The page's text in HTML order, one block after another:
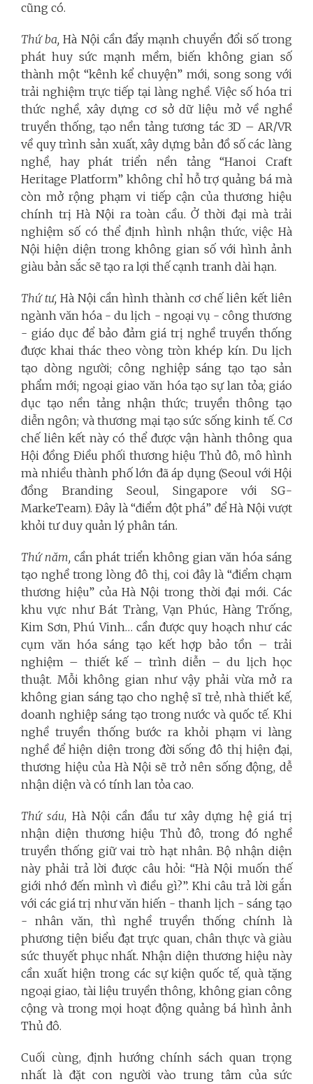
cũng có.
Thứ ba, Hà Nội cần đẩy mạnh chuyển đổi số trong
phát huy sức mạnh mềm, biến không gian số
thành một “kênh kể chuyện” mới, song song với
trải nghiệm trực tiếp tại làng nghề. Việc số hóa tri
thức nghề, xây dựng cơ sở dữ liệu mở về nghề
truyền thống, tạo nền tảng tương tác 3D – AR/VR
về quy trình sản xuất, xây dựng bản đồ số các làng
nghề, hay phát triển nền tảng “Hanoi Craft
Heritage Platform” không chỉ hỗ trợ quảng bá mà
còn mở rộng phạm vi tiếp cận của thương hiệu
chính trị Hà Nội ra toàn cầu. Ở thời đại mà trải
nghiệm số có thể định hình nhận thức, việc Hà
Nội hiện diện trong không gian số với hình ảnh
giàu bản sắc sẽ tạo ra lợi thế cạnh tranh dài hạn.
Thứ tư, Hà Nội cần hình thành cơ chế liên kết liên
ngành văn hóa - du lịch - ngoại vụ - công thương
- giáo dục để bảo đảm giá trị nghề truyền thống
được khai thác theo vòng tròn khép kín. Du lịch
tạo dòng người; công nghiệp sáng tạo tạo sản
phẩm mới; ngoại giao văn hóa tạo sự lan tỏa; giáo
dục tạo nền tảng nhận thức; truyền thông tạo
diễn ngôn; và thương mại tạo sức sống kinh tế. Cơ
chế liên kết này có thể được vận hành thông qua
Hội đồng Điều phối thương hiệu Thủ đô, mô hình
mà nhiều thành phố lớn đã áp dụng (Seoul với Hội
đồng Branding Seoul, Singapore với SG-
MarkeTeam). Đây là “điểm đột phá” để Hà Nội vượt
khỏi tư duy quản lý phân tán.
Thứ năm, cần phát triển không gian văn hóa sáng
tạo nghề trong lòng đô thị, coi đây là “điểm chạm
thương hiệu” của Hà Nội trong thời đại mới. Các
khu vực như Bát Tràng, Vạn Phúc, Hàng Trống,
Kim Sơn, Phú Vinh… cần được quy hoạch như các
cụm văn hóa sáng tạo kết hợp bảo tồn – trải
nghiệm – thiết kế – trình diễn – du lịch học
thuật. Mỗi không gian như vậy phải vừa mở ra
không gian sáng tạo cho nghệ sĩ trẻ, nhà thiết kế,
doanh nghiệp sáng tạo trong nước và quốc tế. Khi
nghề truyền thống bước ra khỏi phạm vi làng
nghề để hiện diện trong đời sống đô thị hiện đại,
thương hiệu của Hà Nội sẽ trở nên sống động, dễ
nhận diện và có tính lan tỏa cao.
Thứ sáu, Hà Nội cần đầu tư xây dựng hệ giá trị
nhận diện thương hiệu Thủ đô, trong đó nghề
truyền thống giữ vai trò hạt nhân. Bộ nhận diện
này phải trả lời được câu hỏi: “Hà Nội muốn thế
giới nhớ đến mình vì điều gì?”. Khi câu trả lời gắn
với các giá trị như văn hiến - thanh lịch - sáng tạo
- nhân văn, thì nghề truyền thống chính là
phương tiện biểu đạt trực quan, chân thực và giàu
sức thuyết phục nhất. Nhận diện thương hiệu này
cần xuất hiện trong các sự kiện quốc tế, quà tặng
ngoại giao, tài liệu truyền thông, không gian công
cộng và trong mọi hoạt động quảng bá hình ảnh
Thủ đô.
Cuối cùng, định hướng chính sách quan trọng
nhất là đặt con người vào trung tâm của sức